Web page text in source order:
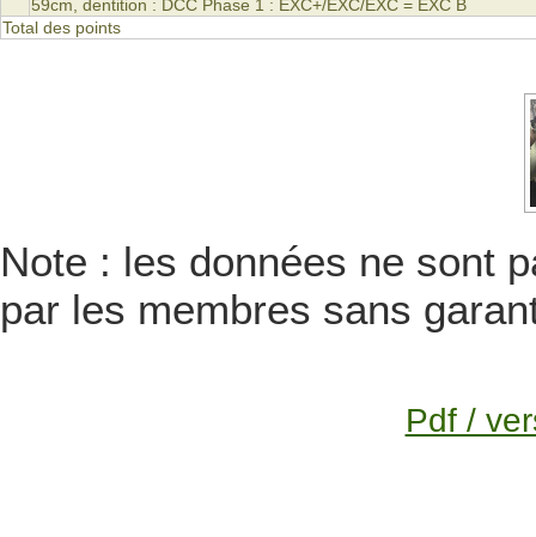
59cm, dentition : DCC Phase 1 : EXC+/EXC/EXC = EXC B
Total des points
Note : les données ne sont
par les membres sans
Pdf /